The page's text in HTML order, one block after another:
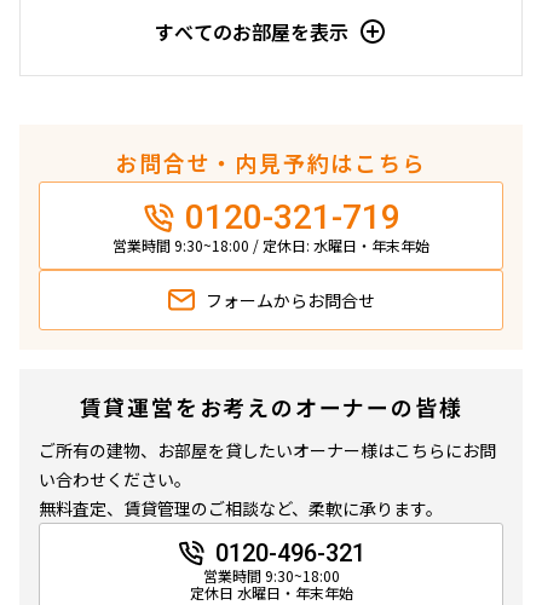
16階 1605
1.0ヶ月 1.0ヶ月
2LDK61.44㎡
新築 駅近 分譲賃貸
8階 806
630,000円0円
1.0ヶ月 1.0ヶ月
3LDK80.46㎡
新築 駅近 分譲賃貸
すべてのお部屋を表示
お問合せ・内見予約はこちら
0120-321-719
営業時間 9:30~18:00 / 定休日: 水曜日・年末年始
フォームから お問合せ
賃貸運営をお考えのオーナーの皆様
ご所有の建物、お部屋を貸したいオーナー様はこちらにお問
い合わせください。
無料査定、賃貸管理のご相談など、柔軟に承ります。
0120-496-321
営業時間 9:30~18:00
定休日 水曜日・年末年始